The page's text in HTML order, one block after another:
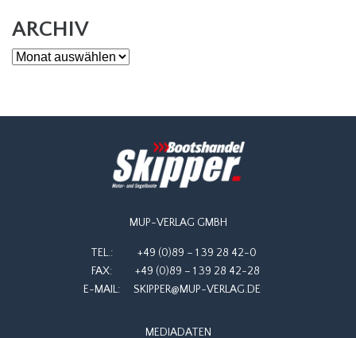
ARCHIV
Archiv
MUP-VERLAG GMBH
TEL.:
+49 (0)89 – 1 39 28 42-0
FAX:
+49 (0)89 – 1 39 28 42-28
E-MAIL:
SKIPPER@MUP-VERLAG.DE
MEDIADATEN